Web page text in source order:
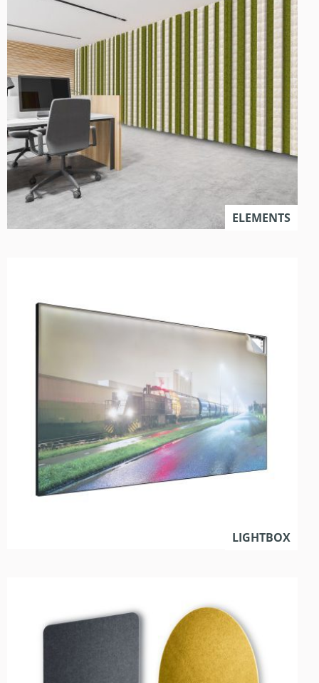
ELEMENTS
LIGHTBOX